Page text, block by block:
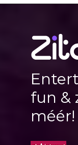
fun &
méér!